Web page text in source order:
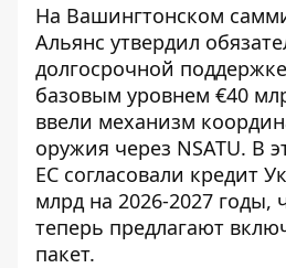
На Вашингтонском
Альянс утвердил
долгосрочной
базовым уровнем €40
ввели механизм
оружия через NSATU. В
ЕС согласовали кредит
млрд на 2026-2027 годы,
теперь предлагают
пакет.